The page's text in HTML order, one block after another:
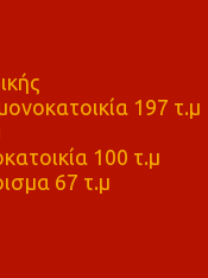
197 τ.μ
100 τ.μ
67 τ.μ